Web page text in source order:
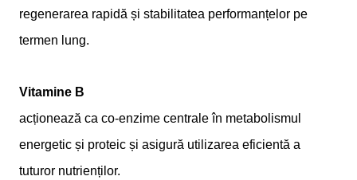
regenerarea rapidă și stabilitatea performanțelor pe
termen lung.
Vitamine B
acționează ca co-enzime centrale în metabolismul
energetic și proteic și asigură utilizarea eficientă a
tuturor nutrienților.